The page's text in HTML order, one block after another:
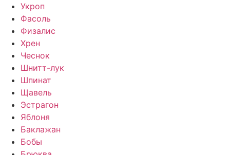
Укроп
Фасоль
Физалис
Хрен
Чеснок
Шнитт-лук
Шпинат
Щавель
Эстрагон
Яблоня
Баклажан
Бобы